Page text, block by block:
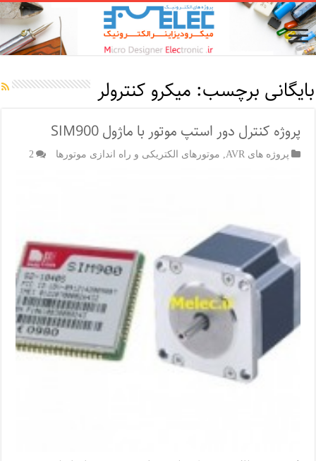
بایگانی برچسب: میکرو کنترولر
پروژه کنترل دور استپ موتور با ماژول SIM900
پروژه های AVR موتورهای الکتریکی و راه اندازی موتورها 2